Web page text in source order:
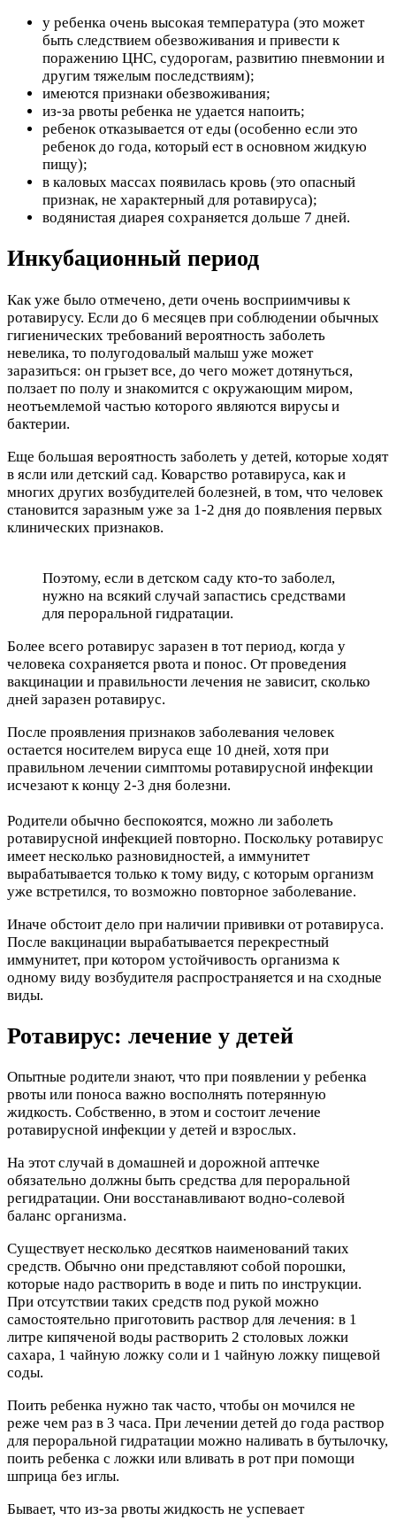
у ребенка очень высокая температура (это может
быть следствием обезвоживания и привести к
поражению ЦНС, судорогам, развитию пневмонии и
другим тяжелым последствиям);
имеются признаки обезвоживания;
из-за рвоты ребенка не удается напоить;
ребенок отказывается от еды (особенно если это
ребенок до года, который ест в основном жидкую
пищу);
в каловых массах появилась кровь (это опасный
признак, не характерный для ротавируса);
водянистая диарея сохраняется дольше 7 дней.
Инкубационный период
Как уже было отмечено, дети очень восприимчивы к
ротавирусу. Если до 6 месяцев при соблюдении обычных
гигиенических требований вероятность заболеть
невелика, то полугодовалый малыш уже может
заразиться: он грызет все, до чего может дотянуться,
ползает по полу и знакомится с окружающим миром,
неотъемлемой частью которого являются вирусы и
бактерии.
Еще большая вероятность заболеть у детей, которые ходят
в ясли или детский сад. Коварство ротавируса, как и
многих других возбудителей болезней, в том, что человек
становится заразным уже за 1-2 дня до появления первых
клинических признаков.
Поэтому, если в детском саду кто-то заболел,
нужно на всякий случай запастись средствами
для пероральной гидратации.
Более всего ротавирус заразен в тот период, когда у
человека сохраняется рвота и понос. От проведения
вакцинации и правильности лечения не зависит, сколько
дней заразен ротавирус.
После проявления признаков заболевания человек
остается носителем вируса еще 10 дней, хотя при
правильном лечении симптомы ротавирусной инфекции
исчезают к концу 2-3 дня болезни.
Родители обычно беспокоятся, можно ли заболеть
ротавирусной инфекцией повторно. Поскольку ротавирус
имеет несколько разновидностей, а иммунитет
вырабатывается только к тому виду, с которым организм
уже встретился, то возможно повторное заболевание.
Иначе обстоит дело при наличии прививки от ротавируса.
После вакцинации вырабатывается перекрестный
иммунитет, при котором устойчивость организма к
одному виду возбудителя распространяется и на сходные
виды.
Ротавирус: лечение у детей
Опытные родители знают, что при появлении у ребенка
рвоты или поноса важно восполнять потерянную
жидкость. Собственно, в этом и состоит лечение
ротавирусной инфекции у детей и взрослых.
На этот случай в домашней и дорожной аптечке
обязательно должны быть средства для пероральной
регидратации. Они восстанавливают водно-солевой
баланс организма.
Существует несколько десятков наименований таких
средств. Обычно они представляют собой порошки,
которые надо растворить в воде и пить по инструкции.
При отсутствии таких средств под рукой можно
самостоятельно приготовить раствор для лечения: в 1
литре кипяченой воды растворить 2 столовых ложки
сахара, 1 чайную ложку соли и 1 чайную ложку пищевой
соды.
Поить ребенка нужно так часто, чтобы он мочился не
реже чем раз в 3 часа. При лечении детей до года раствор
для пероральной гидратации можно наливать в бутылочку,
поить ребенка с ложки или вливать в рот при помощи
шприца без иглы.
Бывает, что из-за рвоты жидкость не успевает